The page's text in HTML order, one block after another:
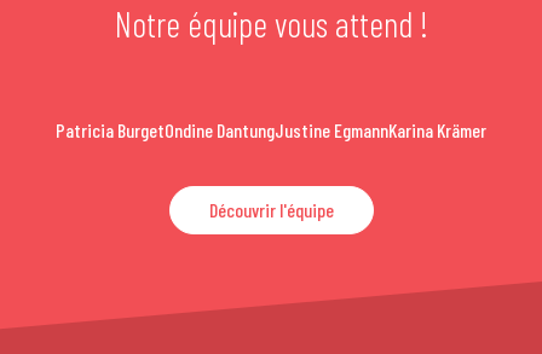
Notre équipe vous attend !
Patricia BurgetOndine DantungJustine EgmannKarina Krämer
Découvrir l'équipe